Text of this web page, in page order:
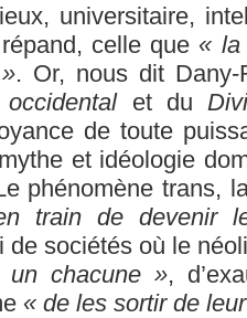
universitaire,
celle que « la
. Or, nous dit Dany-
et du
de toute
et idéologie
phénomène trans,
train de devenir
de sociétés où le
chacune »,
« de les sortir de